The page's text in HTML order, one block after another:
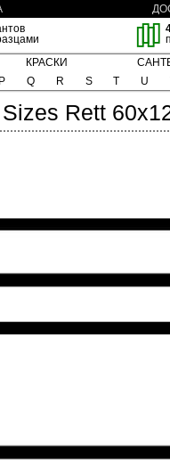
КРАСКИ
P Q R S T U
Rett